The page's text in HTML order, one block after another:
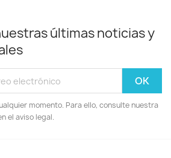
últimas noticias y
momento. Para ello, consulte nuestra
el aviso legal.